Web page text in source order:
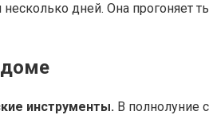
дней. Она
доме
инструменты. В полнолуние